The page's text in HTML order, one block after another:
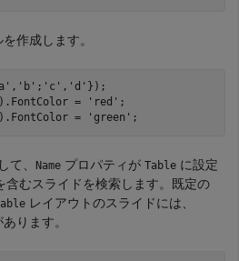
作成します。
, 'b' ; 'c' , 'd' });
=
'red' ;
=
'green' ;
て、 Name プロパティが Table に設定
含むスライドを検索します。既定の
レイアウトのスライドには、
ります。